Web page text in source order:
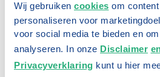
Wij gebruiken cookies om
personaliseren voor
voor social media te bieden en
analyseren. In onze Disclaimer
Privacyverklaring kunt u hier